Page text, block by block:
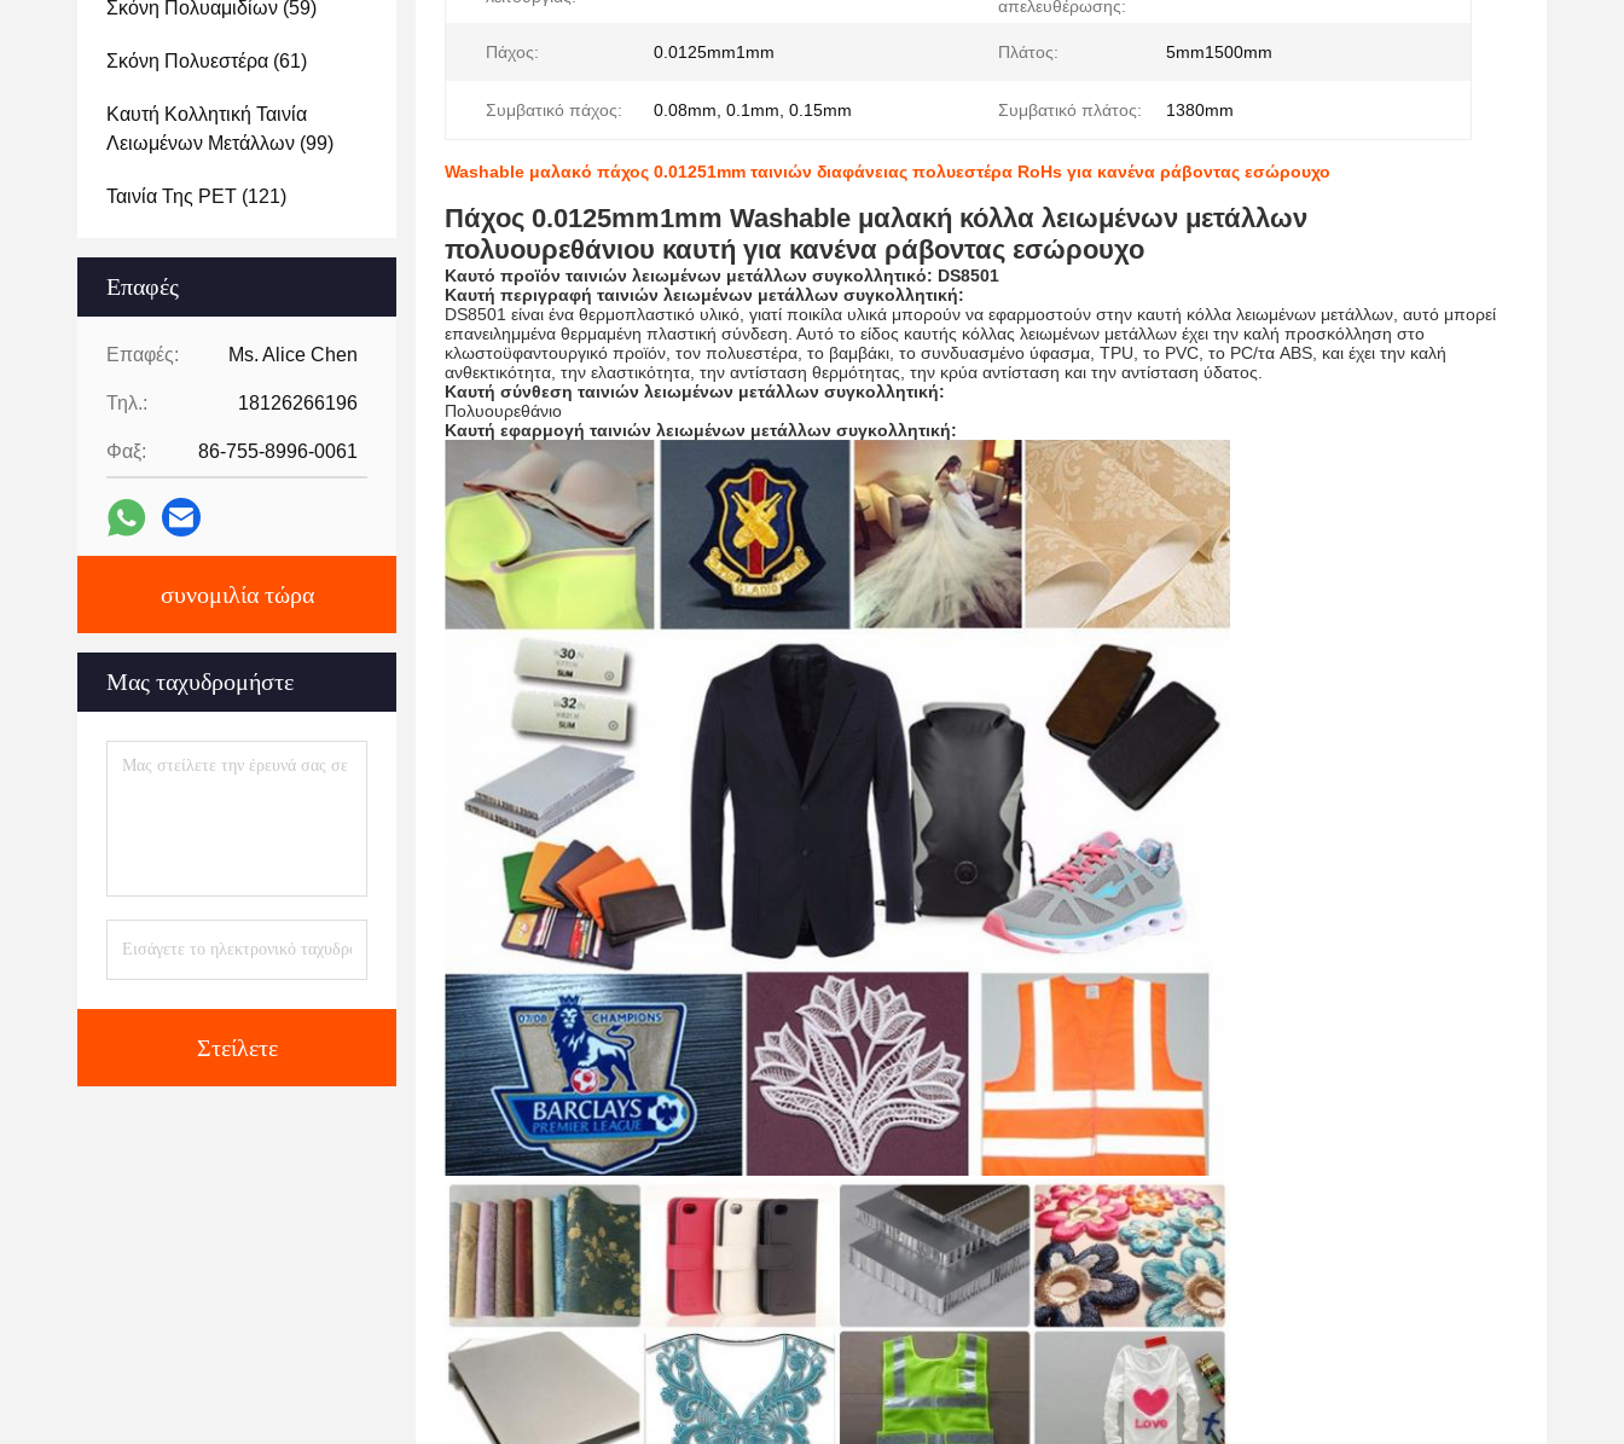
Σκόνη Πολυαμιδίων (59)
Σκόνη Πολυεστέρα (61)
Καυτή Κολλητική Ταινία
Λειωμένων Μετάλλων (99)
Ταινία Της PET (121)
Επαφές
Επαφές: Ms. Alice Chen
Τηλ.: 18126266196
Φαξ: 86-755-8996-0061
συνομιλία τώρα
Μας ταχυδρομήστε
Στείλετε
απελευθέρωσης:
Πάχος: 0.0125mm1mm Πλάτος: 5mm1500mm
Συμβατικό πάχος: 0.08mm, 0.1mm, 0.15mm Συμβατικό πλάτος: 1380mm
Washable μαλακό πάχος 0.01251mm ταινιών διαφάνειας πολυεστέρα RoHs για κανένα ράβοντας εσώρουχο
Πάχος 0.0125mm1mm Washable μαλακή κόλλα λειωμένων μετάλλων
πολυουρεθάνιου καυτή για κανένα ράβοντας εσώρουχο
Καυτό προϊόν ταινιών λειωμένων μετάλλων συγκολλητικό: DS8501
Καυτή περιγραφή ταινιών λειωμένων μετάλλων συγκολλητική:
DS8501 είναι ένα θερμοπλαστικό υλικό, γιατί ποικίλα υλικά μπορούν να εφαρμοστούν στην καυτή κόλλα λειωμένων μετάλλων, αυτό μπορεί
επανειλημμένα θερμαμένη πλαστική σύνδεση. Αυτό το είδος καυτής κόλλας λειωμένων μετάλλων έχει την καλή προσκόλληση στο
κλωστοϋφαντουργικό προϊόν, τον πολυεστέρα, το βαμβάκι, το συνδυασμένο ύφασμα, TPU, το PVC, το PC/τα ABS, και έχει την καλή
ανθεκτικότητα, την ελαστικότητα, την αντίσταση θερμότητας, την κρύα αντίσταση και την αντίσταση ύδατος.
Καυτή σύνθεση ταινιών λειωμένων μετάλλων συγκολλητική:
Πολυουρεθάνιο
Καυτή εφαρμογή ταινιών λειωμένων μετάλλων συγκολλητική: